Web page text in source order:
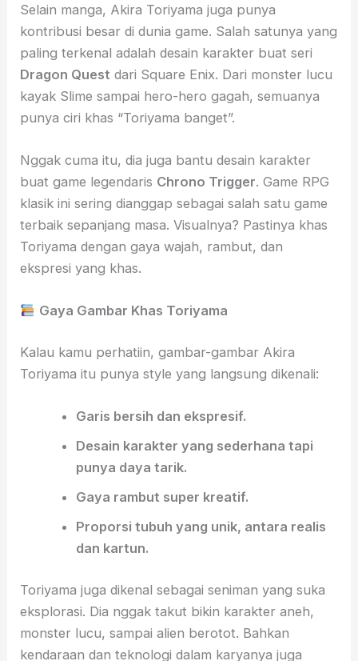
Selain manga, Akira Toriyama juga punya
kontribusi besar di dunia game. Salah satunya yang
paling terkenal adalah desain karakter buat seri
Dragon Quest dari Square Enix. Dari monster lucu
kayak Slime sampai hero-hero gagah, semuanya
punya ciri khas “Toriyama banget”.
Nggak cuma itu, dia juga bantu desain karakter
buat game legendaris Chrono Trigger. Game RPG
klasik ini sering dianggap sebagai salah satu game
terbaik sepanjang masa. Visualnya? Pastinya khas
Toriyama dengan gaya wajah, rambut, dan
ekspresi yang khas.
Gaya Gambar Khas Toriyama
Kalau kamu perhatiin, gambar-gambar Akira
Toriyama itu punya style yang langsung dikenali:
Garis bersih dan ekspresif.
Desain karakter yang sederhana tapi
punya daya tarik.
Gaya rambut super kreatif.
Proporsi tubuh yang unik, antara realis
dan kartun.
Toriyama juga dikenal sebagai seniman yang suka
eksplorasi. Dia nggak takut bikin karakter aneh,
monster lucu, sampai alien berotot. Bahkan
kendaraan dan teknologi dalam karyanya juga